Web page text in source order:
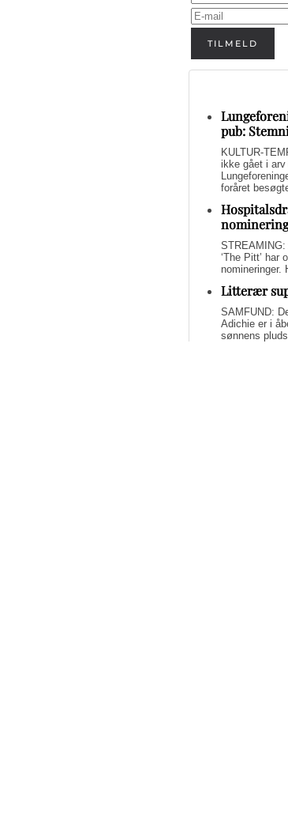
TILMELD
pub:
KULTUR-
ikke gået i
foråret
‘The Pitt’ har
nomineringer.
Litterær
SAMFUND:
Adichie er i
sønnens